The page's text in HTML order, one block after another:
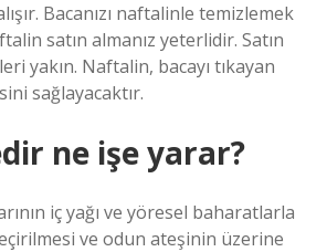
Bacanızı naftalinle temizlemek
satın almanız yeterlidir. Satın
yakın. Naftalin, bacayı tıkayan
sağlayacaktır.
ne işe yarar?
iç yağı ve yöresel baharatlarla
ve odun ateşinin üzerine